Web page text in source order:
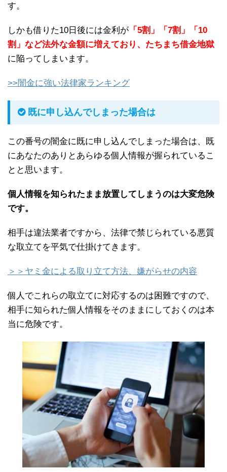
す。
しかも借りた10日後には金利が 「5割」「7割」「10
割」など法外な金額に増えており、たちまち借金地獄
に陥ってしまいます。
>>闇金に強い法律家ランキング
既に申し込んでしまった場合は
この番号の闇金に既に申し込んでしまった場合は、既
にあなたのありとあらゆる個人情報が握られているこ
とと思います。
個人情報を知られたまま放置してしまうのは大変危険
です。
相手は違法業者ですから、法律で禁じられている悪質
な取立てを平気で仕掛けてきます。
＞＞ヤミ金による取り立て方法、嫌がらせの内容
個人でこれらの取立てに対応するのは困難ですので、
相手に知られた個人情報をそのままにしておくのは本
当に危険です。